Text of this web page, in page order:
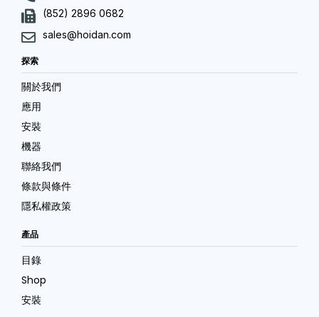
(852) 2896 0682
sales@hoidan.com
探索
關於我們
應用
安裝
機器
聯絡我們
條款與條件
隱私權政策
產品
目錄
Shop
安裝